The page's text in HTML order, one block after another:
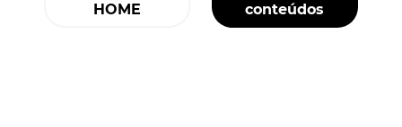
HOME
conteúdos